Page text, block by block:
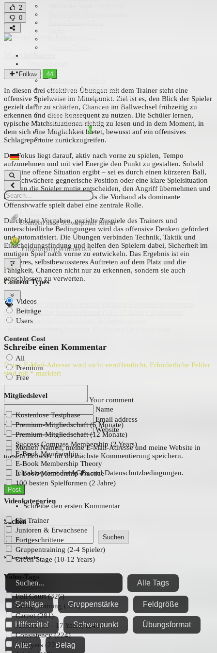
Shop
Tennistraining Videos
Premium Mitgliedschaften
Erfolgskompass für Tennistrainer
Meine 100 besten Spielformen
Tennisbücher
Geschenkgutscheine
Einkaufswagen0
Kasse
Übungen nach Schwerpunkt filtern
Coach Tenni fragen
Einwilligung erforderlich
Content Types
Videos
Beiträge
Users
Content Cost
All
Premium
Free
Mitgliedslevel
Kostenlose Testphase
Premium-Mitgliedschaft (6 Monate)
Premium-Mitgliedschaft (12 Monate)
Success Compass Membership (2 Years)
E-Book Membership
E-Book Membership Theory
E-Book Membership Practice
100 besten Spielformen (2 Jahre)
Videokategorien
Für Trainer
Junioren & Erwachsene
Fortgeschrittene
Gruppentraining (2-4 Spieler)
Green Stage (10-12 Years)
Video-Tags
Full Court (326)
Group Training (321)
Carpet (281)
Juniors (13 - 17 Years) (248)
Consistency (224)
2 Players (220)
2
0
Martin Kares
Follow 44
In diesen drei effektiven Übungen mit dem Trainer steht eine
offensive Spielweise im Mittelpunkt. Ziel ist es, den Blick der Spieler
gezielt dafür zu schärfen, Chancen im Ballwechsel frühzeitig zu
erkennen und diese konsequent zu nutzen. Die Schüler lernen,
typische Matchsituationen richtig zu lesen und in dem Moment, in
dem sich eine Möglichkeit bietet, bewusst auf ein offensives
Schlagrepertoire zurückzugreifen.
Der Fokus liegt darauf, aktiv nach vorne zu spielen, Tempo
aufzunehmen und mit viel Energie den Punkt zu gestalten. Sobald
sich eine offene Situation ergibt – sei es durch einen kürzeren Ball,
eine schwächere gegnerische Position oder eine klare Spielsituation
– sollen die Spieler mutig entscheiden, den Angriff übernehmen und
den Winner suchen. Besonders die Vorhand als dominante
Offensivwaffe spielt dabei eine zentrale Rolle.
Durch klare Vorgaben, gezielte Zuspiele des Trainers und
unterschiedliche Bedingungen wird das offensive Denken gefördert
und automatisiert. Die Übungen verbinden Technik, Taktik und
Entscheidungsfindung und helfen den Spielern dabei, Sicherheit im
mutigen Spiel nach vorne zu entwickeln. Das Ergebnis ist ein
aktiveres, selbstbewussteres Auftreten auf dem Platz und die
Fähigkeit, Chancen nicht nur zu erkennen, sondern sie auch
entschlossen zu verwerten.
2 Spieler
Gruppentraining
Offensivspiel
Schreibe einen Kommentar
Deine E-Mail-Adresse wird nicht veröffentlicht. Erforderliche Felder
sind mit * markiert
Your comment
Name
Email address
Website
Meinen Namen, meine E-Mail-Adresse und meine Website in
diesem Browser für die nächste Kommentierung speichern.
Ich akzeptiere die AGBs und Datenschutzbedingungen.
Post
Alternative:Schreibe den ersten Kommentar
Suchen
Suchen
Schlagwortsuche
Alle Tags
Schläge Gruppenstärke Feldgröße
Hilfsmittel Schwerpunkt Übungsformat
Alter Belag